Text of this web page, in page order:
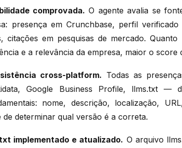
comprovada. O agente avalia se
presença em Crunchbase, perfil
citações em pesquisas de mercado. Quanto
e a relevância da empresa, maior o score
cross-platform. Todas as
Google Business Profile, llms.txt —
nome, descrição, localização,
de determinar qual versão é a correta.
implementado e atualizado. O arquivo